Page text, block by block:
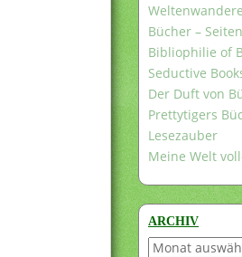
Bücher –
Bibliophilie of
Seductive
Der Duft von
Prettytigers
Lesezauber
Meine Welt
ARCHIV
Archiv